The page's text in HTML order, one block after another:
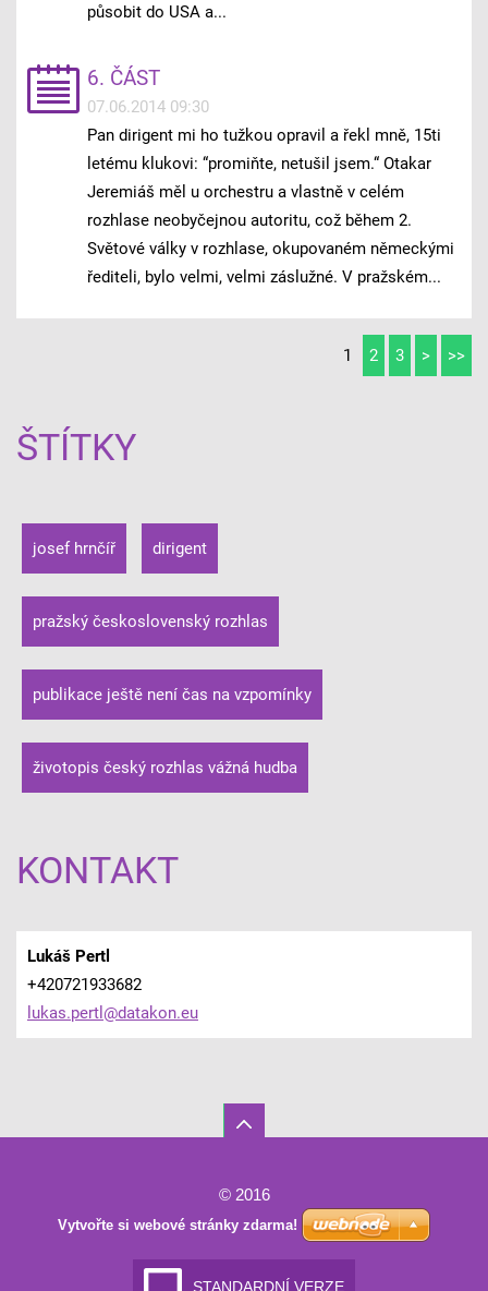
působit do USA a...
6. ČÁST
07.06.2014 09:30
Pan dirigent mi ho tužkou opravil a řekl mně, 15ti
letému klukovi: “promiňte, netušil jsem.“ Otakar
Jeremiáš měl u orchestru a vlastně v celém
rozhlase neobyčejnou autoritu, což během 2.
Světové války v rozhlase, okupovaném německými
řediteli, bylo velmi, velmi záslužné. V pražském...
1 2 3 > >>
ŠTÍTKY
josef hrnčíř dirigent
pražský československý rozhlas
publikace ještě není čas na vzpomínky
životopis český rozhlas vážná hudba
KONTAKT
Lukáš Pertl
+420721933682
lukas.pertl@datakon.eu
© 2016
Vytvořte si webové stránky zdarma!
STANDARDNÍ VERZE